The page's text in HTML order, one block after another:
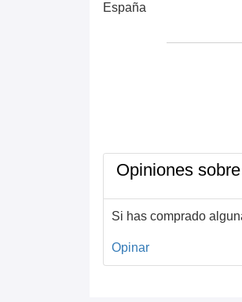
España
Opiniones
Si has comprado
Opinar